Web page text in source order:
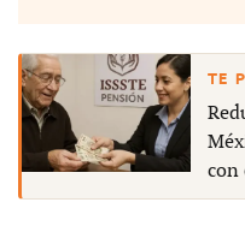
con